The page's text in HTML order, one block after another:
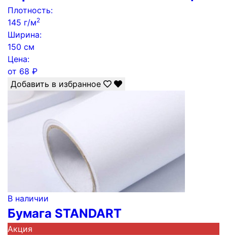
Плотность:
145 г/м2
Ширина:
150 см
Цена:
от 68 ₽
Добавить в избранное
В наличии
Бумага STANDART
Акция